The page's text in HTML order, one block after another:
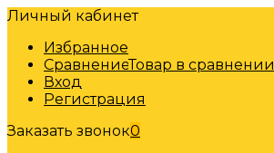
Личный кабинет
Избранное
СравнениеТовар в сравнении
Вход
Регистрация
Заказать звонок0